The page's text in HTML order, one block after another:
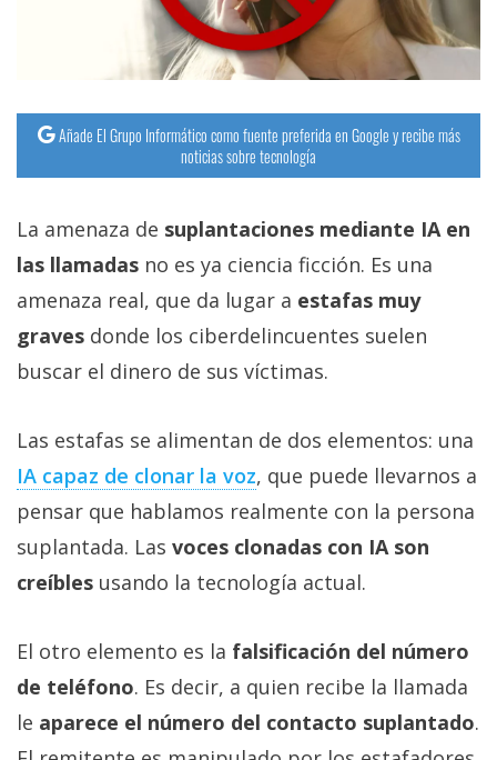
Añade El Grupo Informático como fuente preferida en Google y recibe más
noticias sobre tecnología
La amenaza de suplantaciones mediante IA en
las llamadas no es ya ciencia ficción. Es una
amenaza real, que da lugar a estafas muy
graves donde los ciberdelincuentes suelen
buscar el dinero de sus víctimas.
Las estafas se alimentan de dos elementos: una
IA capaz de clonar la voz‎, que puede llevarnos a
pensar que hablamos realmente con la persona
suplantada. Las voces clonadas con IA son
creíbles usando la tecnología actual.
El otro elemento es la falsificación del número
de teléfono. Es decir, a quien recibe la llamada
le aparece el número del contacto suplantado.